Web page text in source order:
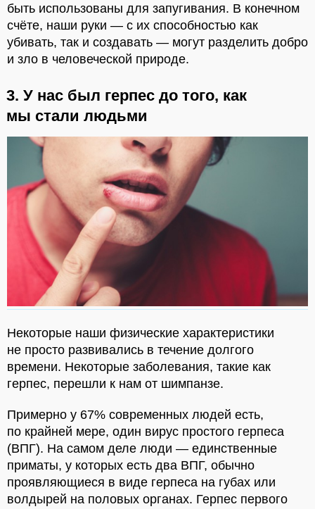
быть использованы для запугивания. В конечном
счёте, наши руки — с их способностью как
убивать, так и создавать — могут разделить добро
и зло в человеческой природе.
3. У нас был герпес до того, как
мы стали людьми
Некоторые наши физические характеристики
не просто развивались в течение долгого
времени. Некоторые заболевания, такие как
герпес, перешли к нам от шимпанзе.
Примерно у 67% современных людей есть,
по крайней мере, один вирус простого герпеса
(ВПГ). На самом деле люди — единственные
приматы, у которых есть два ВПГ, обычно
проявляющиеся в виде герпеса на губах или
волдырей на половых органах. Герпес первого